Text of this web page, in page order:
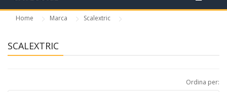
Home Marca Scalextric
SCALEXTRIC
Ordina per: